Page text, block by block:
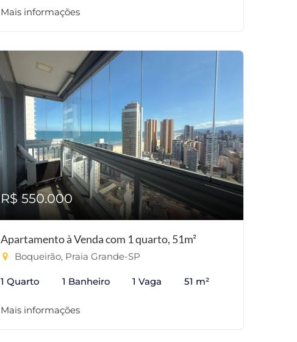
Mais informações
R$ 550.000
Apartamento à Venda com 1 quarto, 51m²
Boqueirão, Praia Grande-SP
1 Quarto 1 Banheiro 1 Vaga 51 m²
Mais informações